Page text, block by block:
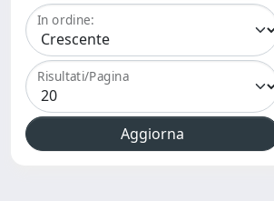
In ordine:
Risultati/Pagina